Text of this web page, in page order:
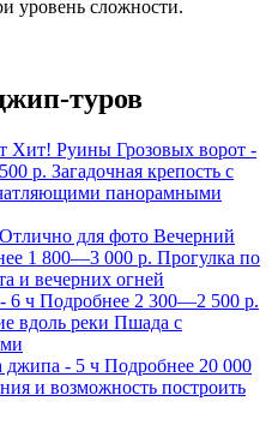
уровень сложности.
туров
Хит! Руины Грозовых ворот -
р. Загадочная крепость с
панорамными
Отлично для фото Вечерний
1 800—3 000 р. Прогулка по
и вечерних огней
6 ч Подробнее 2 300—2 500 р.
вдоль реки Пшада с
джипа - 5 ч Подробнее 20 000
и возможность построить